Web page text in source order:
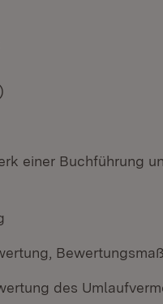
einer Buchführung
des